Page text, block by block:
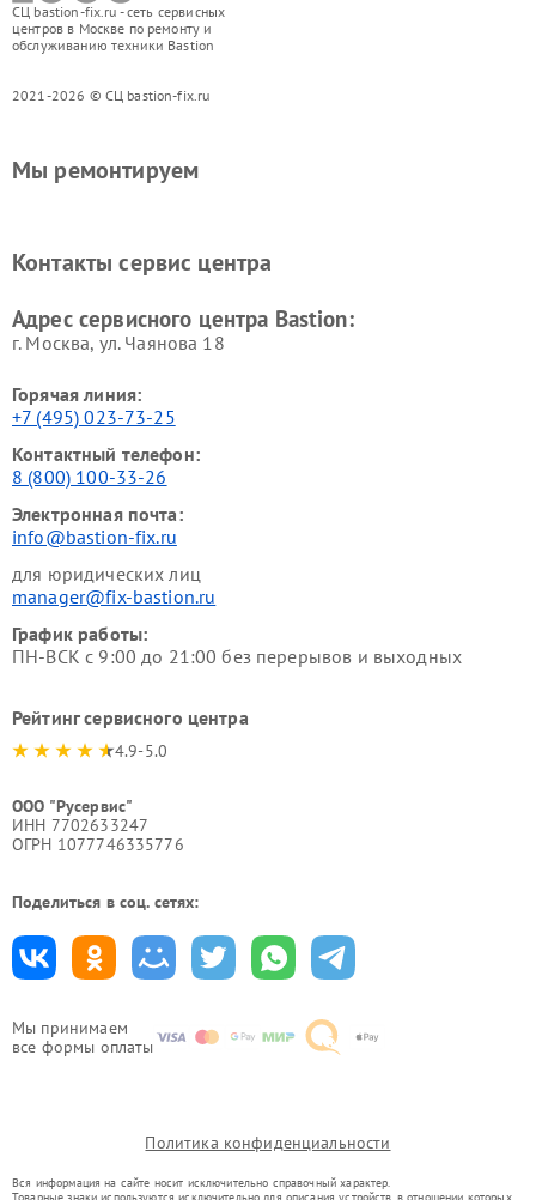
СЦ bastion-fix.ru - сеть сервисных
центров в Москве по ремонту и
обслуживанию техники Bastion
2021-2026 © СЦ bastion-fix.ru
Мы принимаем
все формы оплаты
Мы ремонтируем
Контакты сервис центра
Адрес сервисного центра Bastion:
г. Москва, ул. Чаянова 18
Горячая линия:
+7 (495) 023-73-25
Контактный телефон:
8 (800) 100-33-26
Электронная почта:
info@bastion-fix.ru
для юридических лиц
manager@fix-bastion.ru
График работы:
ПН-ВСК с 9:00 до 21:00 без перерывов и выходных
Рейтинг сервисного центра
4.9-5.0
ООО "Русервис"
ИНН 7702633247
ОГРН 1077746335776
Поделиться в соц. сетях:
Политика конфиденциальности
Вся информация на сайте носит исключительно справочный характер.
Товарные знаки используются исключительно для описания устройств, в отношении которых